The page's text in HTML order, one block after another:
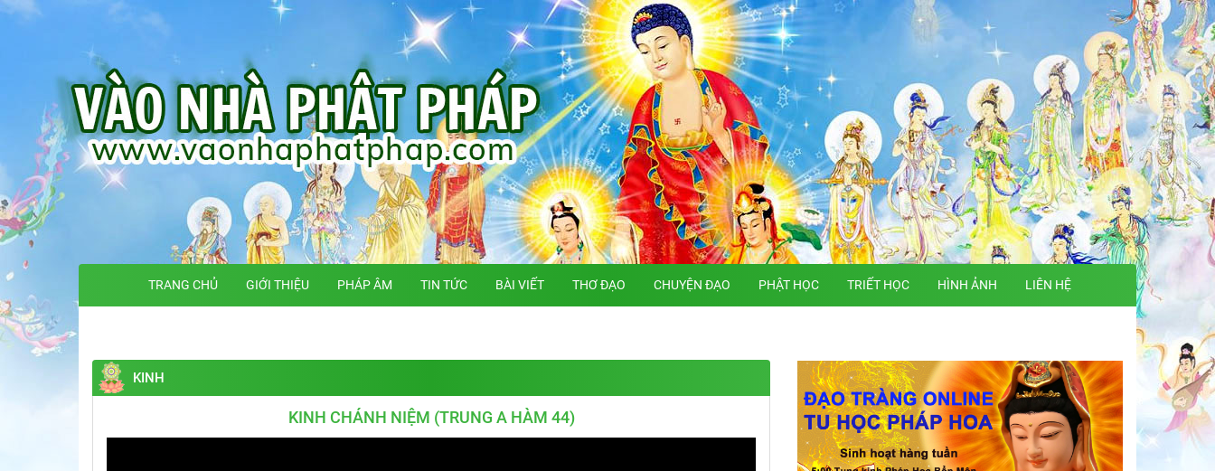
TRANG CHỦ GIỚI THIỆU PHÁP ÂM TIN TỨC BÀI VIẾT THƠ ĐẠO CHUYỆN ĐẠO PHẬT HỌC TRIẾT HỌC HÌNH ẢNH LIÊN HỆ
KINH
KINH CHÁNH NIỆM (TRUNG A HÀM 44)